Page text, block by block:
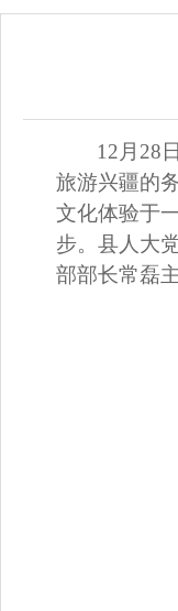
12月28
旅游兴疆的
文化体验于
步。县人大
部部长常磊